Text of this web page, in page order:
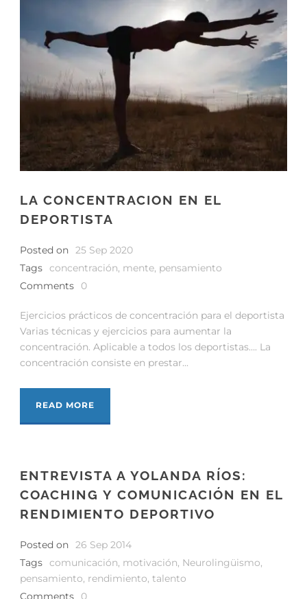
LA CONCENTRACION EN EL
DEPORTISTA
Posted on 25 Sep 2020
Tags concentración, mente, pensamiento
Comments
0
Ejercicios prácticos de concentración para el deportista
Varias técnicas y ejercicios para aumentar la
concentración. Aplicable a todos los deportistas…. La
concentración consiste en prestar...
READ MORE
ENTREVISTA A YOLANDA RÍOS:
COACHING Y COMUNICACIÓN EN EL
RENDIMIENTO DEPORTIVO
Posted on 26 Sep 2014
Tags comunicación, motivación, Neurolingüismo,
pensamiento, rendimiento, talento
Comments
0